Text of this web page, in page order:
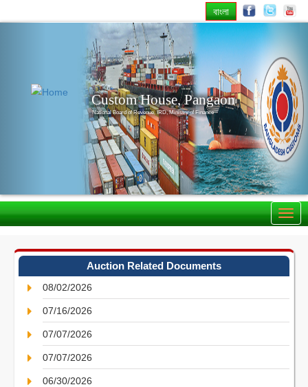
বাংলা
Custom House, Pangaon
National Board of Revenue, IRD, Ministry of Finance
Auction Related Documents
08/02/2026
07/16/2026
07/07/2026
07/07/2026
06/30/2026